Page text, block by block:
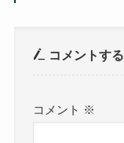
コメントする
コメント ※